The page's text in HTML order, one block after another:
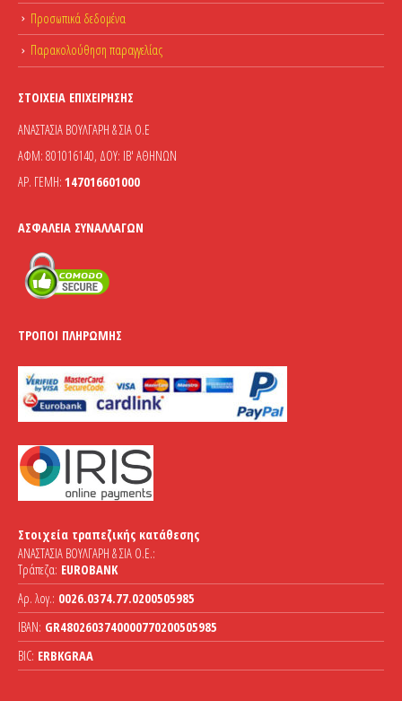
Προσωπικά δεδομένα
Παρακολούθηση παραγγελίας
ΣΤΟΙΧΕΊΑ ΕΠΙΧΕΊΡΗΣΗΣ
ΑΝΑΣΤΑΣΙΑ ΒΟΥΛΓΑΡΗ & ΣΙΑ Ο.Ε
ΑΦΜ: 801016140, ΔΟΥ: ΙΒ' ΑΘΗΝΩΝ
ΑΡ. ΓΕΜΗ: 147016601000
ΑΣΦΆΛΕΙΑ ΣΥΝΑΛΛΑΓΏΝ
ΤΡΌΠΟΙ ΠΛΗΡΩΜΉΣ
Στοιχεία τραπεζικής κατάθεσης
ΑΝΑΣΤΑΣΙΑ ΒΟΥΛΓΑΡΗ & ΣΙΑ Ο.Ε.:
Τράπεζα: EUROBANK
Αρ. λογ.: 0026.0374.77.0200505985
IBAN: GR4802603740000770200505985
BIC: ERBKGRAA